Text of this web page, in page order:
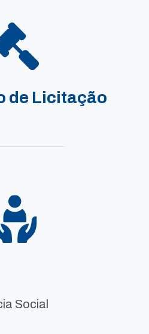
de Licitação
Social